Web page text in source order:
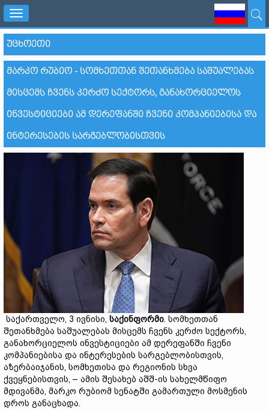
Toggle
navigation
ᲣᲪᲮᲝᲔᲗᲘ
ᲛᲐᲠᲙᲝ ᲠᲣᲑᲘᲝ - ᲡᲝᲛᲮᲔᲗᲗᲐᲜ ᲨᲔᲗᲐᲜᲮᲛᲔᲑᲐ ᲡᲐᲨᲣᲐᲚᲔᲑᲐᲡ
ᲛᲘᲡᲪᲔᲛᲡ ᲩᲕᲔᲜᲡ ᲙᲔᲠᲫᲝ ᲡᲔᲥᲢᲝᲠᲡ, ᲒᲐᲜᲐᲮᲝᲠᲪᲘᲔᲚᲝᲡ
ᲘᲜᲕᲔᲡᲢᲘᲪᲘᲔᲑᲘ ᲐᲛ ᲓᲔᲠᲔᲤᲐᲜᲨᲘ ᲩᲕᲔᲜᲘ ᲙᲝᲛᲞᲐᲜᲘᲔᲑᲘᲡᲐ ᲓᲐ
ᲘᲜᲢᲔᲠᲔᲡᲔᲑᲘᲡ ᲡᲐᲠᲒᲔᲑᲚᲝᲑᲘᲡᲗᲕᲘᲡ
საქართველო, 3 ივნისი, საქინფორმი. სომხეთთან
შეთანხმება საშუალებას მისცემს ჩვენს კერძო სექტორს,
განახორციელოს ინვესტიციები ამ დერეფანში ჩვენი
კომპანიებისა და ინტერესების სარგებლობისთვის,
აზერბაიჯანის, სომხეთისა და რეგიონის სხვა
ქვეყნებისთვის, – ამის შესახებ აშშ-ის სახელმწიფო
მდივანმა, მარკო რუბიომ სენატში გამართული მოსმენის
დროს განაცხადა.